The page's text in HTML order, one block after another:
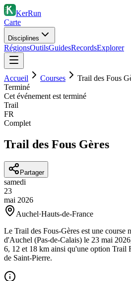
KerRun
Carte
Disciplines
RégionsOutilsGuidesRecordsExplorer
Accueil Courses
Trail des Fous
Terminé
Cet événement est terminé
Trail
FR
Complet
Trail des Fous Gères
Partager
samedi
23
mai 2026
Auchel·Hauts-de-France
Le Trail des Fous-Gères est une course
d'Auchel (Pas-de-Calais) le 23 mai
6, 12 et 18 km ainsi qu'une option Trail
de Saint-Pierre.